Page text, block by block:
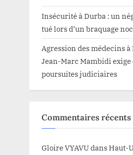
Insécurité à Durba : un
tué lors d’un braquage
Agression des médecins
Jean-Marc Mambidi exige
poursuites judiciaires
Commentaires récents
Gloire VYAVUdansHaut-